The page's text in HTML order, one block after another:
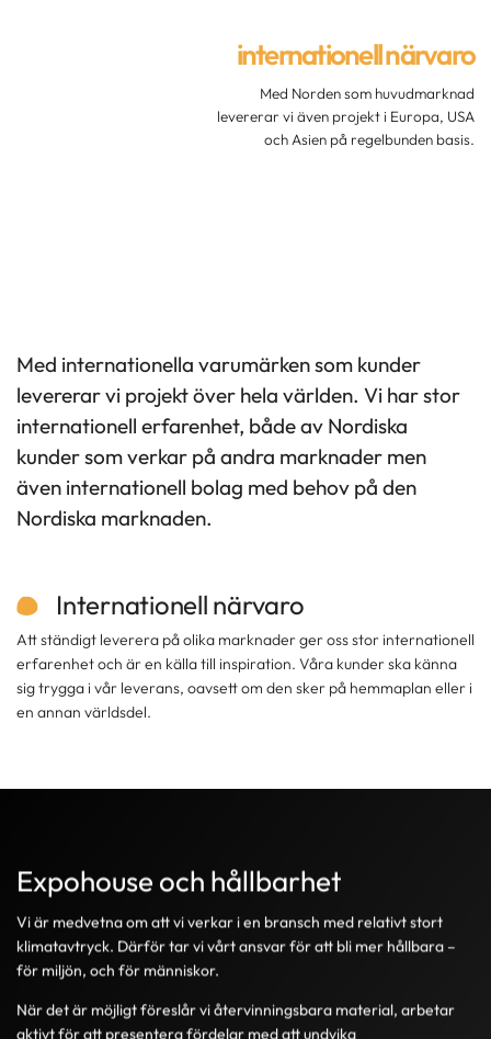
Med internationella varumärken som kunder
levererar vi projekt över hela världen. Vi har stor
internationell erfarenhet, både av Nordiska
kunder som verkar på andra marknader men
även internationell bolag med behov på den
Nordiska marknaden.
Internationell närvaro
Att ständigt leverera på olika marknader ger oss stor internationell
erfarenhet och är en källa till inspiration. Våra kunder ska känna
sig trygga i vår leverans, oavsett om den sker på hemmaplan eller i
en annan världsdel.
internationell närvaro
Med Norden som huvudmarknad
levererar vi även projekt i Europa, USA
och Asien på regelbunden basis.
Expohouse och hållbarhet
Vi är medvetna om att vi verkar i en bransch med relativt stort
klimatavtryck. Därför tar vi vårt ansvar för att bli mer hållbara –
för miljön, och för människor.
När det är möjligt föreslår vi återvinningsbara material, arbetar
aktivt för att presentera fördelar med att undvika